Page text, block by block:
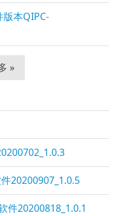
版本QIPC-
»
20200907_1.0.5
件20200818_1.0.1